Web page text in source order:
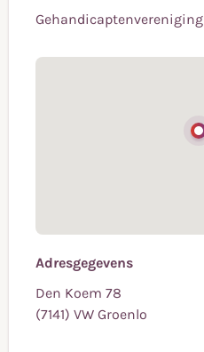
Gehandicaptenvereniging
Adresgegevens
Den Koem 78
(7141) VW Groenlo